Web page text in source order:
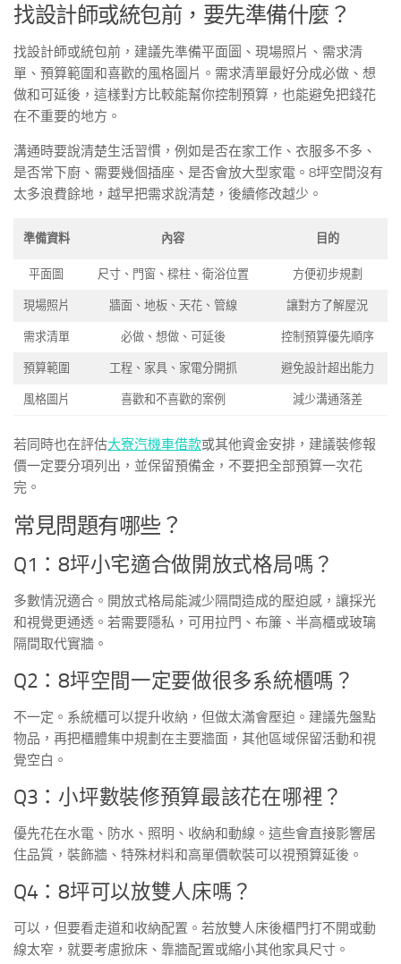
找設計師或統包前，要先準備什麼？
找設計師或統包前，建議先準備平面圖、現場照片、需求清
單、預算範圍和喜歡的風格圖片。需求清單最好分成必做、想
做和可延後，這樣對方比較能幫你控制預算，也能避免把錢花
在不重要的地方。
溝通時要說清楚生活習慣，例如是否在家工作、衣服多不多、
是否常下廚、需要幾個插座、是否會放大型家電。8坪空間沒有
太多浪費餘地，越早把需求說清楚，後續修改越少。
準備資料 內容 目的
平面圖 尺寸、門窗、樑柱、衛浴位置 方便初步規劃
現場照片 牆面、地板、天花、管線 讓對方了解屋況
需求清單 必做、想做、可延後 控制預算優先順序
預算範圍 工程、家具、家電分開抓 避免設計超出能力
風格圖片 喜歡和不喜歡的案例 減少溝通落差
若同時也在評估大寮汽機車借款或其他資金安排，建議裝修報
價一定要分項列出，並保留預備金，不要把全部預算一次花
完。
常見問題有哪些？
Q1：8坪小宅適合做開放式格局嗎？
多數情況適合。開放式格局能減少隔間造成的壓迫感，讓採光
和視覺更通透。若需要隱私，可用拉門、布簾、半高櫃或玻璃
隔間取代實牆。
Q2：8坪空間一定要做很多系統櫃嗎？
不一定。系統櫃可以提升收納，但做太滿會壓迫。建議先盤點
物品，再把櫃體集中規劃在主要牆面，其他區域保留活動和視
覺空白。
Q3：小坪數裝修預算最該花在哪裡？
優先花在水電、防水、照明、收納和動線。這些會直接影響居
住品質，裝飾牆、特殊材料和高單價軟裝可以視預算延後。
Q4：8坪可以放雙人床嗎？
可以，但要看走道和收納配置。若放雙人床後櫃門打不開或動
線太窄，就要考慮掀床、靠牆配置或縮小其他家具尺寸。